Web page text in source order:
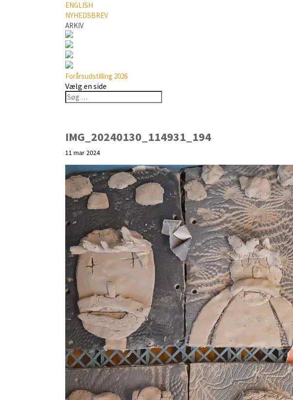
ENGLISH
NYHEDSBREV
ARKIV
Forårsudstilling 2026
Vælg en side
IMG_20240130_114931_194
11 mar 2024